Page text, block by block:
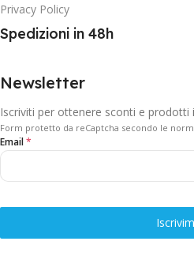
Privacy Policy
Spedizioni in 48h
Newsletter
Iscriviti per ottenere sconti e prodotti
Form protetto da reCaptcha secondo le
Email*